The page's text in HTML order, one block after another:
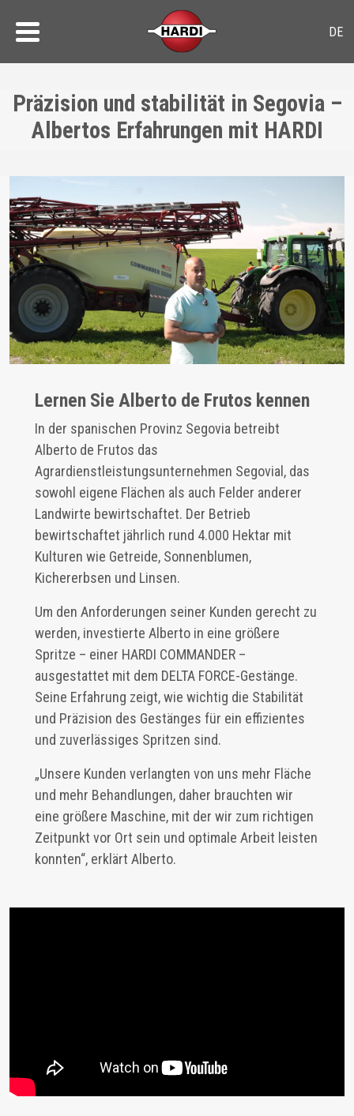
Präzision und stabilität in Segovia –
Albertos Erfahrungen mit HARDI
Lernen Sie Alberto de Frutos kennen
In der spanischen Provinz Segovia betreibt
Alberto de Frutos das
Agrardienstleistungsunternehmen Segovial, das
sowohl eigene Flächen als auch Felder anderer
Landwirte bewirtschaftet. Der Betrieb
bewirtschaftet jährlich rund 4.000 Hektar mit
Kulturen wie Getreide, Sonnenblumen,
Kichererbsen und Linsen.
Um den Anforderungen seiner Kunden gerecht zu
werden, investierte Alberto in eine größere
Spritze – einer HARDI COMMANDER –
ausgestattet mit dem DELTA FORCE-Gestänge.
Seine Erfahrung zeigt, wie wichtig die Stabilität
und Präzision des Gestänges für ein effizientes
und zuverlässiges Spritzen sind.
„Unsere Kunden verlangten von uns mehr Fläche
und mehr Behandlungen, daher brauchten wir
eine größere Maschine, mit der wir zum richtigen
Zeitpunkt vor Ort sein und optimale Arbeit leisten
konnten“, erklärt Alberto.